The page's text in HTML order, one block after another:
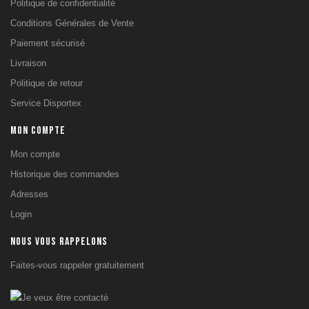
Fitness Tower &
Chaises
Romaines
Plateformes
Haltérophilie
Charge Guidée
Barres Murales
& de Traction
Cadre Smith &
Squat
Musculation
terrestres
Politique de confidentialité
Conditions Générales de Vente
Paiement sécurisé
Livraison
Politique de retour
Service Disportex
MON COMPTE
Mon compte
Historique des commandes
Adresses
Login
NOUS VOUS RAPPELONS
Faites-vous rappeler gratuitement